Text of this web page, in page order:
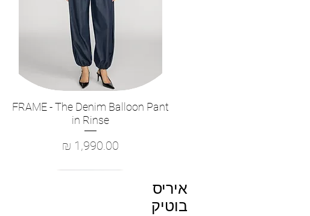
תצוגה מהירה
FRAME - The Denim Balloon Pant
in Rinse
מחיר
איריס
בוטיק